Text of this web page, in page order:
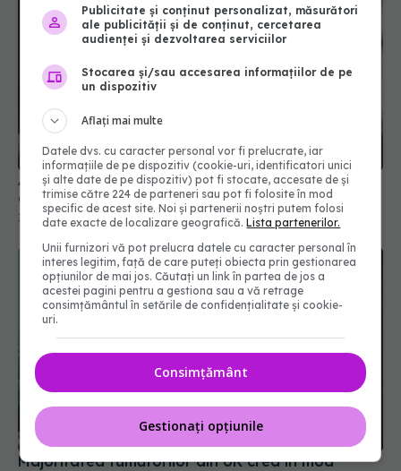
Alimente periculoase pentru pisici: lista pe care
orice stăpân ar trebui s-o cunoască
30 iun 2026, 12:20
Majoritatea fumătorilor din UK cred în mod
eronat că vapatul este la fel de dăunător ca
fumatul, arată experții
Publicitate și conținut personalizat, măsurători
ale publicității și de conținut, cercetarea
audienței și dezvoltarea serviciilor
Stocarea și/sau accesarea informațiilor de pe
un dispozitiv
Aflați mai multe
Datele dvs. cu caracter personal vor fi prelucrate, iar
informațiile de pe dispozitiv (cookie-uri, identificatori unici
și alte date de pe dispozitiv) pot fi stocate, accesate de și
trimise către 224 de parteneri sau pot fi folosite în mod
specific de acest site. Noi și partenerii noștri putem folosi
date exacte de localizare geografică.Lista partenerilor.
Unii furnizori vă pot prelucra datele cu caracter personal în
interes legitim, față de care puteți obiecta prin gestionarea
opțiunilor de mai jos. Căutați un link în partea de jos a
acestei pagini pentru a gestiona sau a vă retrage
consimțământul în setările de confidențialitate și cookie-
uri.
Consimțământ
Gestionați opțiunile